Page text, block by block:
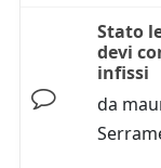
Stato
devi
infissi
da